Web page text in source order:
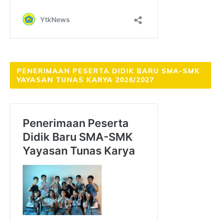
PENERIMAAN PESERTA DIDIK BARU SMA-SMK
YAYASAN TUNAS KARYA 2026/2027